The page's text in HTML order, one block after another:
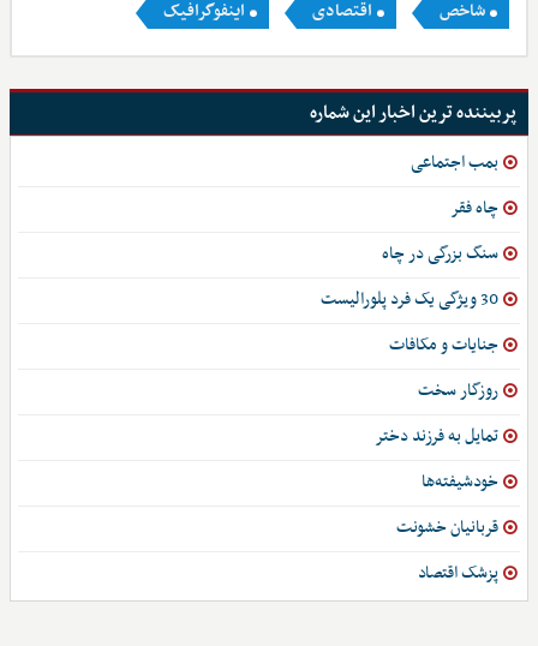
شاخص اقتصادی اینفوگرافیک
پربیننده ترین اخبار این شماره
بمب اجتماعی
چاه فقر
سنگ بزرگی در چاه
30 ویژگی یک فرد پلورالیست
جنایات و مکافات
روزگار سخت
تمایل به فرزند دختر
خودشیفته‌ها
قربانیان خشونت
پزشک اقتصاد